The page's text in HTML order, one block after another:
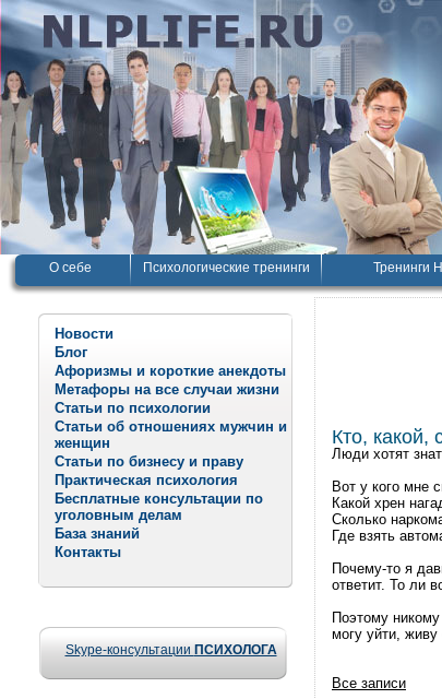
О себе Психологические тренинги Тренинги
Новости
Блог
Афоризмы и короткие анекдоты
Метафоры на все случаи жизни
Статьи по психологии
Статьи об отношениях мужчин и
женщин
Статьи по бизнесу и праву
Практическая психология
Бесплатные консультации по
уголовным делам
База знаний
Контакты
Skype-консультации ПСИХОЛОГА
Кто, какой,
Люди хотят
Вот у кого мне
Какой хрен
Сколько
Где взять
Почему-то я
ответит. То ли
Поэтому
могу уйти, живу
Все записи